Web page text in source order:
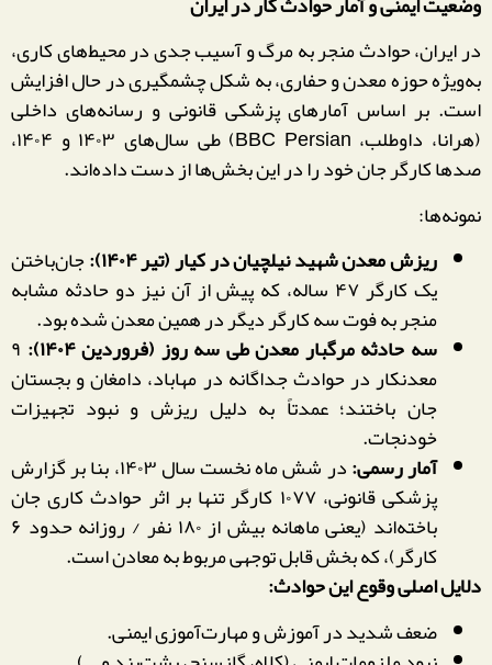
در ایران، حوادث منجر به مرگ و آسیب جدی در محیط‌های کاری،
به‌ویژه حوزه معدن و حفاری، به شکل چشمگیری در حال افزایش
است. بر اساس آمارهای پزشکی قانونی و رسانه‌های داخلی
(هرانا، داوطلب، BBC Persian) طی سال‌های ۱۴۰۳ و ۱۴۰۴،
صدها کارگر جان خود را در این بخش‌ها از دست داده‌اند.
نمونه‌ها:
ریزش معدن شهید نیلچیان در کیار (تیر ۱۴۰۴):
جان‌باختن
یک کارگر ۴۷ ساله، که پیش از آن نیز دو حادثه مشابه
منجر به فوت سه کارگر دیگر در همین معدن شده بود.
سه حادثه مرگبار معدن طی سه روز (فروردین ۱۴۰۴): ۹
معدنکار در حوادث جداگانه در مهاباد، دامغان و بجستان
جان باختند؛ عمدتاً به دلیل ریزش و نبود تجهیزات
خودنجات.
آمار رسمی: در شش ماه نخست سال ۱۴۰۳، بنا بر گزارش
پزشکی قانونی، ۱۰۷۷ کارگر تنها بر اثر حوادث کاری جان
باخته‌اند (یعنی ماهانه بیش از ۱۸۰ نفر / روزانه حدود ۶
کارگر)، که بخش قابل توجهی مربوط به معادن است.
دلایل اصلی وقوع این حوادث:
ضعف شدید در آموزش و مهارت‌آموزی ایمنی.